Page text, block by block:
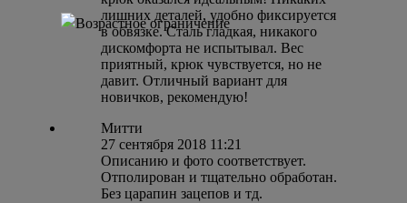
лишних деталей, удобно фиксируется
в обвязке. Сталь гладкая, никакого
дискомфорта не испытывал. Вес
приятный, крюк чувствуется, но не
давит. Отличный вариант для
новичков, рекомендую!
Митти
27 сентября 2018 11:21
Описанию и фото соответствует.
Отполирован и тщательно обработан.
Без царапин зацепов и тд.